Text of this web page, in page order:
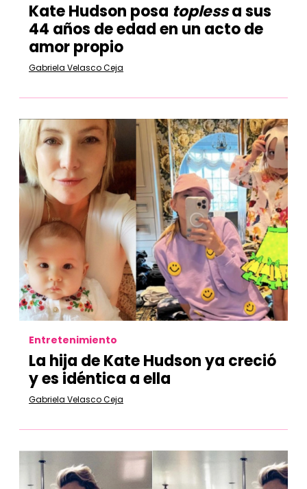
Kate Hudson posa toplessa sus
44 años de edad en un acto de
amor propio
Gabriela Velasco Ceja
Entretenimiento
La hija de Kate Hudson ya creció
y es idéntica a ella
Gabriela Velasco Ceja